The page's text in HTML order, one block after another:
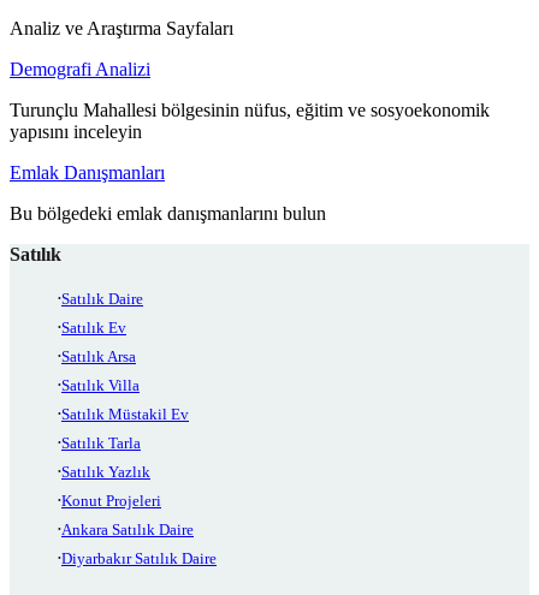
Analiz ve Araştırma Sayfaları
Demografi Analizi
Turunçlu Mahallesi bölgesinin nüfus, eğitim ve sosyoekonomik
yapısını inceleyin
Emlak Danışmanları
Bu bölgedeki emlak danışmanlarını bulun
Satılık
Satılık Daire
Satılık Ev
Satılık Arsa
Satılık Villa
Satılık Müstakil Ev
Satılık Tarla
Satılık Yazlık
Konut Projeleri
Ankara Satılık Daire
Diyarbakır Satılık Daire